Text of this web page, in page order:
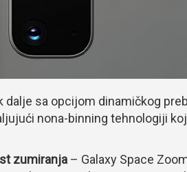
dalje sa opcijom dinamičkog
nona-binning tehnologiji
zumiranja – Galaxy Space